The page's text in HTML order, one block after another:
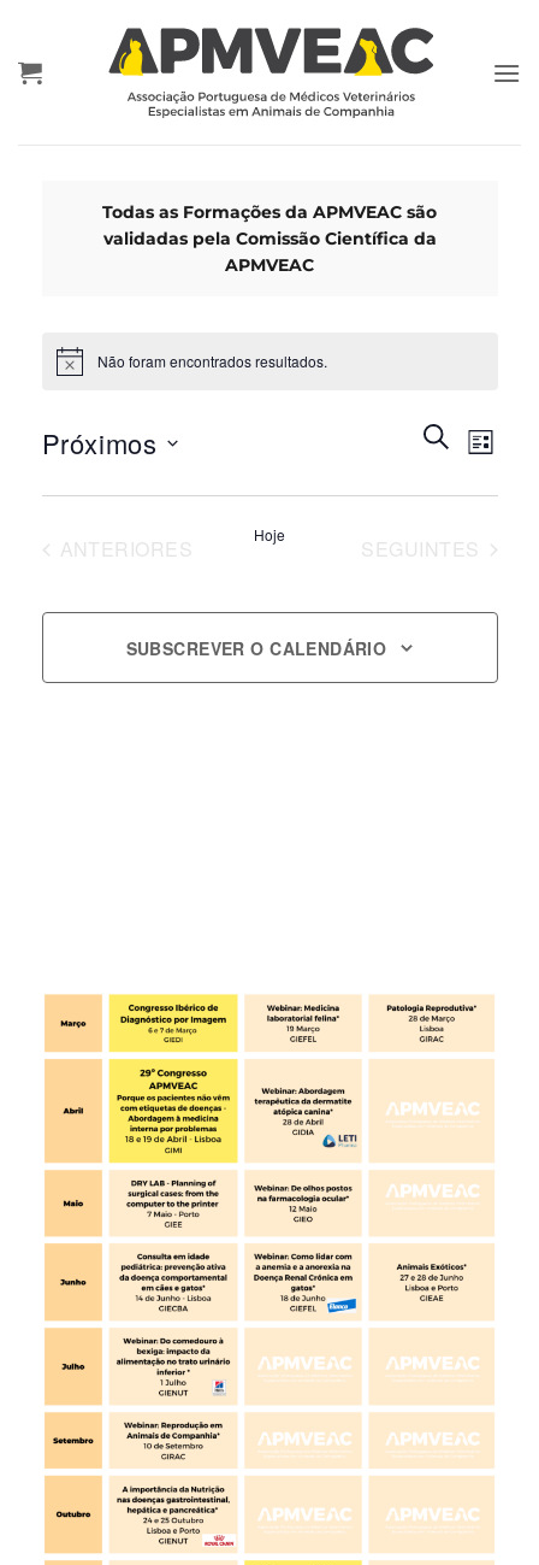
content
Todas as Formações da APMVEAC são
validadas pela Comissão Científica da
APMVEAC
Não foram encontrados resultados.
Eventos
Search
and
LISTA
Próximos
EVENTOS
ANTERIORES
Hoje EVENTOS
SEGUINTES
SUBSCREVER O CALENDÁRIO